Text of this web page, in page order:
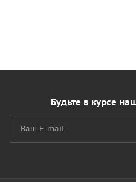
Будьте в курсе